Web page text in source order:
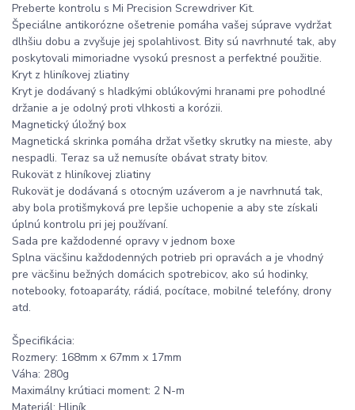
Preberte kontrolu s Mi Precision Screwdriver Kit.
Špeciálne antikorózne ošetrenie pomáha vašej súprave vydržat
dlhšiu dobu a zvyšuje jej spolahlivost. Bity sú navrhnuté tak, aby
poskytovali mimoriadne vysokú presnost a perfektné použitie.
Kryt z hliníkovej zliatiny
Kryt je dodávaný s hladkými oblúkovými hranami pre pohodlné
držanie a je odolný proti vlhkosti a korózii.
Magnetický úložný box
Magnetická skrinka pomáha držat všetky skrutky na mieste, aby
nespadli. Teraz sa už nemusíte obávat straty bitov.
Rukovät z hliníkovej zliatiny
Rukovät je dodávaná s otocným uzáverom a je navrhnutá tak,
aby bola protišmyková pre lepšie uchopenie a aby ste získali
úplnú kontrolu pri jej používaní.
Sada pre každodenné opravy v jednom boxe
Splna väcšinu každodenných potrieb pri opravách a je vhodný
pre väcšinu bežných domácich spotrebicov, ako sú hodinky,
notebooky, fotoaparáty, rádiá, pocítace, mobilné telefóny, drony
atd.
Špecifikácia:
Rozmery: 168mm x 67mm x 17mm
Váha: 280g
Maximálny krútiaci moment: 2 N-m